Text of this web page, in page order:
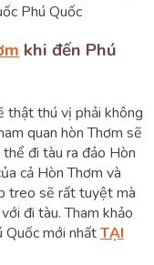
Phú Quốc
khi đến Phú
thật thú vị phải không
quan hòn Thơm sẽ
đi tàu ra đảo Hòn
cả Hòn Thơm và
treo sẽ rất tuyệt mà
đi tàu. Tham khảo
mới nhấtTẠI